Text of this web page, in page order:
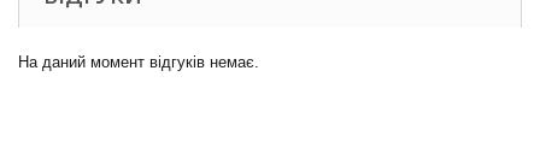
На даний момент відгуків немає.